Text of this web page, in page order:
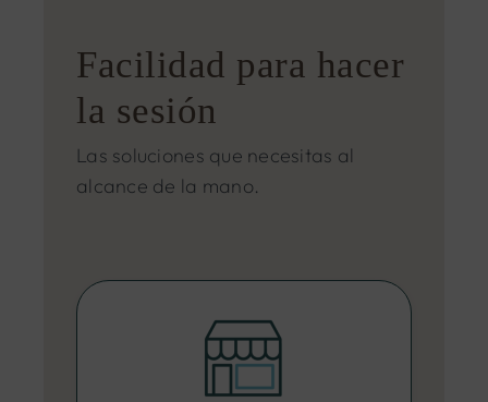
Facilidad para hacer
la sesión
Las soluciones que necesitas al
alcance de la mano.